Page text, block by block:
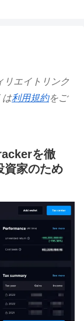
リエイトリンク
は利用規約をご
を徹
資家のため